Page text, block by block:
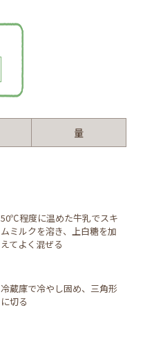
量
50℃程度に温めた牛乳でスキ
ムミルクを溶き、上白糖を加
えてよく混ぜる
冷蔵庫で冷やし固め、三角形
に切る